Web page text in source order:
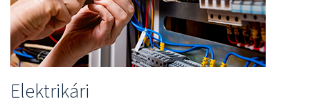
Elektrikári